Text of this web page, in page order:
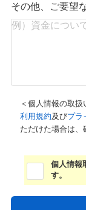
その他、ご要望
＜個人情報の取扱
利用規約及びプラ
ただけた場合は、
個人情報
す。